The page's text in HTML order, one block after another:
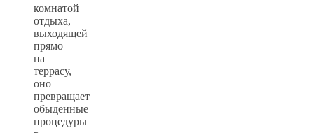
комнатой
отдыха,
выходящей
прямо
на
террасу,
оно
превращает
обыденные
процедуры